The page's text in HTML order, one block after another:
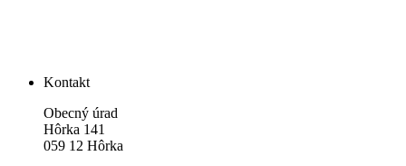
Kontakt
Obecný úrad
Hôrka 141
059 12 Hôrka